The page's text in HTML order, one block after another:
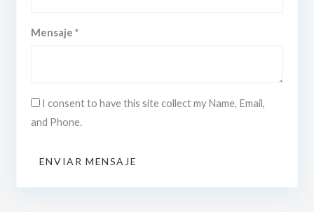
Mensaje *
I consent to have this site collect my Name, Email,
and Phone.
ENVIAR MENSAJE